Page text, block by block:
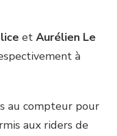
et Aurélien Le
à
au compteur pour
aux riders de